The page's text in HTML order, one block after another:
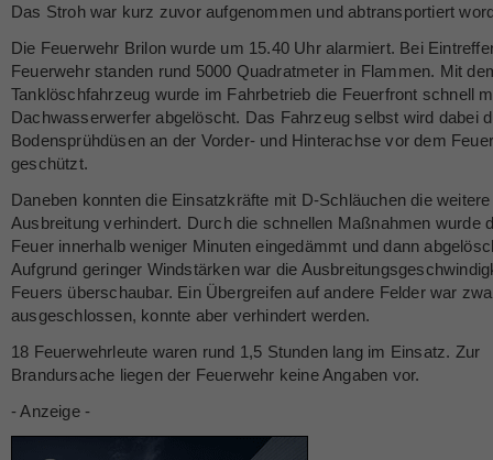
Das Stroh war kurz zuvor aufgenommen und abtransportiert
Die Feuerwehr Brilon wurde um 15.40 Uhr alarmiert. Bei
Feuerwehr standen rund 5000 Quadratmeter in Flammen. Mit
Tanklöschfahrzeug wurde im Fahrbetrieb die Feuerfront schnell
Dachwasserwerfer abgelöscht. Das Fahrzeug selbst wird dabei
Bodensprühdüsen an der Vorder- und Hinterachse vor dem
geschützt.
Daneben konnten die Einsatzkräfte mit D-Schläuchen die weitere
Ausbreitung verhindert. Durch die schnellen Maßnahmen wurde
Feuer innerhalb weniger Minuten eingedämmt und dann
Aufgrund geringer Windstärken war die
Feuers überschaubar. Ein Übergreifen auf andere Felder war
ausgeschlossen, konnte aber verhindert werden.
18 Feuerwehrleute waren rund 1,5 Stunden lang im Einsatz. Zur
Brandursache liegen der Feuerwehr keine Angaben vor.
- Anzeige -